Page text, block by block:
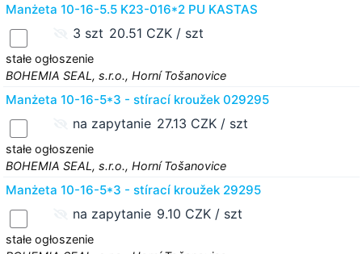
Manżeta 10-16-5.5 K23-016*2 PU KASTAS
3 szt 20.51 CZK / szt
stałe ogłoszenie
BOHEMIA SEAL, s.r.o., Horní Tošanovice
Manżeta 10-16-5*3 - stírací kroužek 029295
na zapytanie 27.13 CZK / szt
stałe ogłoszenie
BOHEMIA SEAL, s.r.o., Horní Tošanovice
Manżeta 10-16-5*3 - stírací kroužek 29295
na zapytanie 9.10 CZK / szt
stałe ogłoszenie